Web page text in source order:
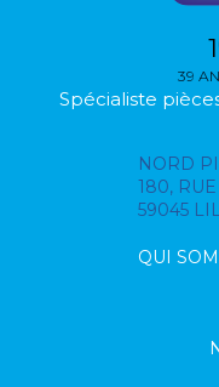
39
Spécialiste
NORD
180,
59045
QUI